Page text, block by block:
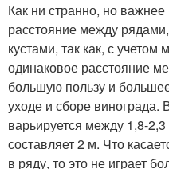
Как ни странно, но
расстояние между
кустами, так как, с учетом
одинаковое расстояние
большую пользу и
уходе и сборе винограда.
варьируется между 1,8-
составляет 2 м. Что
в ряду, то это не играет